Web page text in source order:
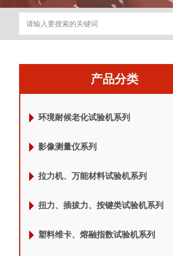
产品分类
环境耐候老化试验机系列
影像测量仪系列
拉力机、万能材料试验机系列
扭力、插拔力、按键类试验机系列
塑料维卡、熔融指数试验机系列